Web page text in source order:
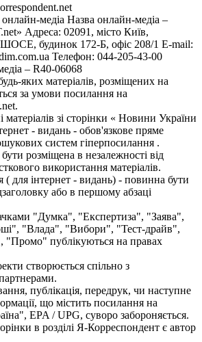
медіа Назва онлайн-медіа –
Адреса: 02091, місто Київ,
будинок 172-Б, офіс 208/1 E-mail:
Телефон: 044-205-43-00
– R40-06068
яких матеріалів, розміщених на
за умови посилання на
зі сторінки « Новини України
- видань - обов'язкове пряме
систем гіперпосилання .
розміщена в незалежності від
використання матеріалів.
( для інтернет - видань) - повинна бути
або в першому абзаці
"Думка", "Експертиза", "Заява",
"Влада", "Вибори", "Тест-драйв",
"Промо" публікуються на правах
створюється спільно з
публікація, передрук, чи наступне
що містить посилання на
EPA / UPG, суворо забороняється.
в розділі Я-Корреспондент є автор